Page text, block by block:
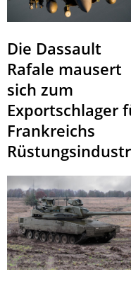
Die Dassault
Rafale mausert
sich zum
Exportschlager
Frankreichs